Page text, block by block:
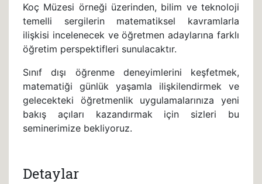
Koç Müzesi örneği üzerinden, bilim ve teknoloji
temelli sergilerin matematiksel kavramlarla
ilişkisi incelenecek ve öğretmen adaylarına farklı
öğretim perspektifleri sunulacaktır.
Sınıf dışı öğrenme deneyimlerini keşfetmek,
matematiği günlük yaşamla ilişkilendirmek ve
gelecekteki öğretmenlik uygulamalarınıza yeni
bakış açıları kazandırmak için sizleri bu
seminerimize bekliyoruz.
Detaylar